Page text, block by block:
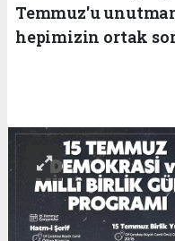
Temmuz'u
hepimizin ortak